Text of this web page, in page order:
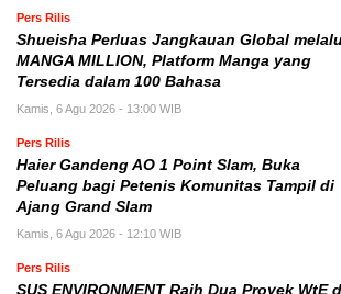
Pers Rilis
Shueisha Perluas Jangkauan Global
MANGA MILLION, Platform Manga yang
Tersedia dalam 100 Bahasa
Kamis, 6 Agu 2026 - 13:00 WIB
Pers Rilis
Haier Gandeng AO 1 Point Slam, Buka
Peluang bagi Petenis Komunitas Tampil di
Ajang Grand Slam
Kamis, 6 Agu 2026 - 12:10 WIB
Pers Rilis
SUS ENVIRONMENT Raih Dua Proyek WtE